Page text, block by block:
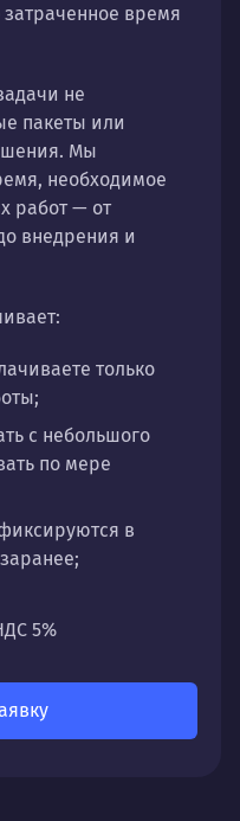
затраченное время
не
пакеты или
Мы
необходимое
работ — от
внедрения и
только
с небольшого
по мере
в
настройки,
5%